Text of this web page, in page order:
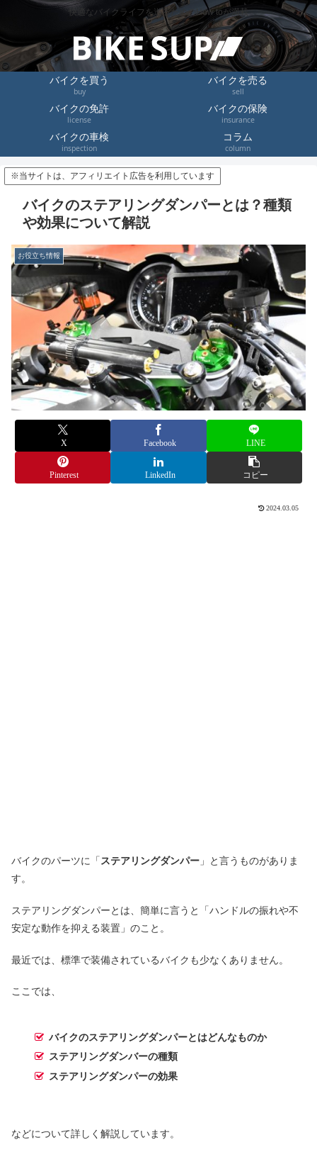
快適なバイクライフを送るためのHow toが満載
バイクを買う
buy
バイクを売る
sell
バイクの免許
license
バイクの保険
insurance
バイクの車検
inspection
コラム
column
※当サイトは、アフィリエイト広告を利用しています
バイクのステアリングダンパーとは？種類
や効果について解説
お役立ち情報
X Facebook LINE
Pinterest LinkedIn コピー
2024.03.05
バイクのパーツに「 ステアリングダンパー 」と言うものがありま
す。
ステアリングダンパーとは、簡単に言うと「ハンドルの振れや不
安定な動作を抑える装置」のこと。
最近では、標準で装備されているバイクも少なくありません。
ここでは、
バイクのステアリングダンパーとはどんなものか
ステアリングダンバーの種類
ステアリングダンパーの効果
などについて詳しく解説しています。